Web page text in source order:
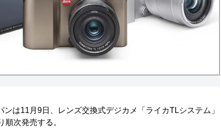
は11月9日、レンズ交換式デジカメ「ライカTLシステム」
順次発売する。